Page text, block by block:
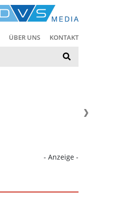
ÜBER UNS KONTAKT
- Anzeige -